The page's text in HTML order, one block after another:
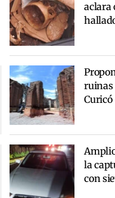
aclara
ruinas
Curicó
la
con